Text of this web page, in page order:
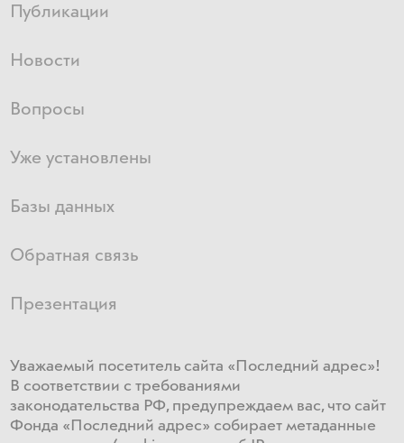
Публикации
Новости
Вопросы
Уже установлены
Базы данных
Обратная связь
Презентация
Уважаемый посетитель сайта «Последний адрес»!
В соответствии с требованиями
законодательства РФ, предупреждаем вас, что сайт
Фонда «Последний адрес» собирает метаданные